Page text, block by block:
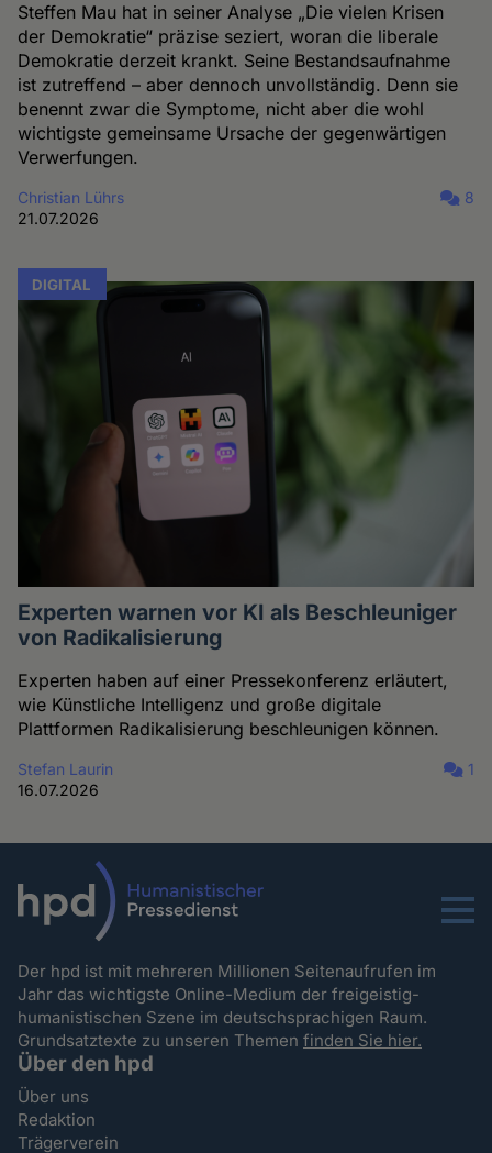
Steffen Mau hat in seiner Analyse „Die vielen Krisen
der Demokratie“ präzise seziert, woran die liberale
Demokratie derzeit krankt. Seine Bestandsaufnahme
ist zutreffend – aber dennoch unvollständig. Denn sie
benennt zwar die Symptome, nicht aber die wohl
wichtigste gemeinsame Ursache der gegenwärtigen
Verwerfungen.
Christian Lührs
21.07.2026
8
DIGITAL
Experten warnen vor KI als Beschleuniger
von Radikalisierung
Experten haben auf einer Pressekonferenz erläutert,
wie Künstliche Intelligenz und große digitale
Plattformen Radikalisierung beschleunigen können.
Stefan Laurin
16.07.2026
1
Menu
Der hpd ist mit mehreren Millionen Seitenaufrufen im
Jahr das wichtigste Online-Medium der freigeistig-
humanistischen Szene im deutschsprachigen Raum.
Grundsatztexte zu unseren Themenfinden Sie hier.
Über den hpd
Über uns
Redaktion
Trägerverein